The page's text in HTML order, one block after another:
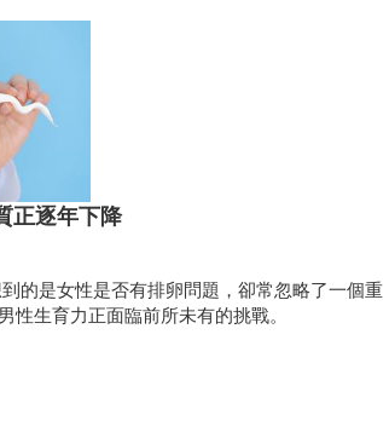
正逐年下降
的是女性是否有排卵問題，卻常忽略了一個重
生育力正面臨前所未有的挑戰。